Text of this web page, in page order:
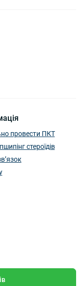
провести ПКТ
стероїдів